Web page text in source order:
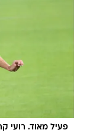
פעיל מאוד. רועי